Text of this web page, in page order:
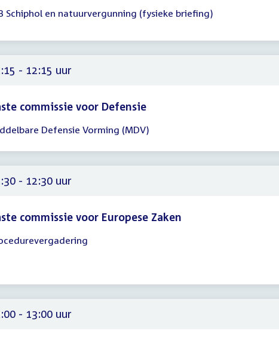
Schiphol en natuurvergunning (fysieke briefing)
- 12:15 uur
commissie voor Defensie
Defensie Vorming (MDV)
- 12:30 uur
commissie voor Europese Zaken
- 13:00 uur